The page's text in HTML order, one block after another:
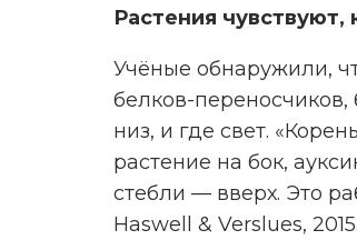
Растения
Учёные обнаружили,
белков-переносчиков,
низ, и где свет.
растение на бок,
стебли — вверх. Это
Haswell & Verslues, 2015.